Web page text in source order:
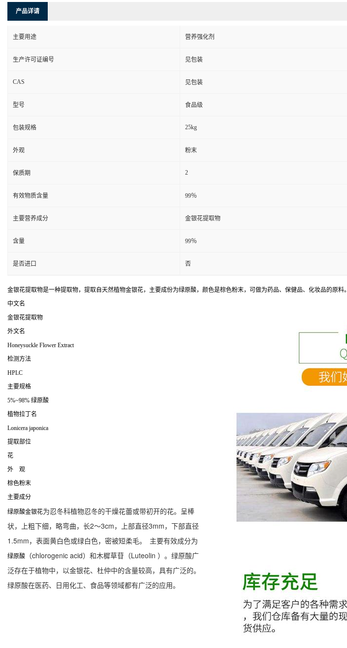
产品详请
主要用途 营养强化剂
生产许可证编号 见包装
CAS 见包装
型号 食品级
包装规格 25kg
外观 粉末
保质期 2
有效物质含量 99％
主要营养成分 金银花提取物
含量 99％
是否进口 否
金银花提取物是一种提取物，提取自天然植物金银花，主要成份为绿原酸，颜色是棕色粉末，可做为药品、保健品、化妆品的原料。
中文名
金银花提取物
外文名
Honeysuckle Flower Extract
检测方法
HPLC
主要规格
5%~98% 绿原酸
植物拉丁名
Lonicera japonica
提取部位
花
外 观
棕色粉末
主要成分
绿原酸金银花为忍冬科植物忍冬的干燥花蕾或带初开的花。呈棒
状，上粗下细，略弯曲，长2～3cm，上部直径3mm，下部直径
1.5mm，表面黄白色或绿白色，密被短柔毛。
主要有效成分为
绿原酸
（chlorogenic acid）和木樨草苷（Luteolin ）。绿原酸广
泛存在于植物中，以金银花、杜仲中的含量较高，具有广泛的。
绿原酸在医药、日用化工、食品等领域都有广泛的应用。